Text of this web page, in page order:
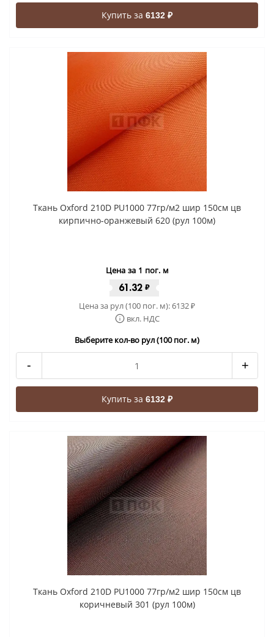
Купить за 6132 ₽
Ткань Oxford 210D PU1000 77гр/м2 шир 150см цв
кирпично-оранжевый 620 (рул 100м)
Цена за 1 пог. м
61.32 ₽
Цена за рул (100 пог. м):6132₽
вкл. НДС
Выберите кол-во рул (100 пог. м)
- +
Купить за 6132 ₽
Ткань Oxford 210D PU1000 77гр/м2 шир 150см цв
коричневый 301 (рул 100м)